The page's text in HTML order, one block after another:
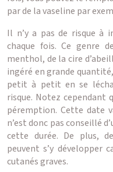
par de la vaseline par
Il n’y a pas de risque à
chaque fois. Ce genre
menthol, de la cire
ingéré en grande
petit à petit en se
risque. Notez cependant
péremption. Cette date
n’est donc pas conseillé
cette durée. De plus,
peuvent s’y développer
cutanés graves.